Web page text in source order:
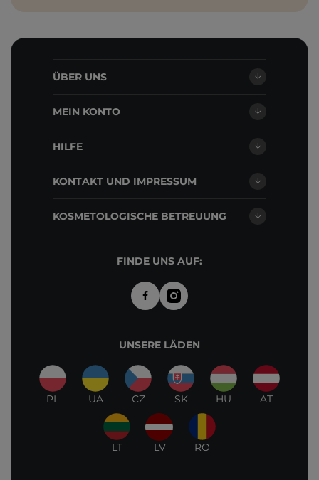
ÜBER UNS
MEIN KONTO
HILFE
KONTAKT UND IMPRESSUM
KOSMETOLOGISCHE BETREUUNG
FINDE UNS AUF:
UNSERE LÄDEN
PL UA CZ SK HU AT
LT LV RO